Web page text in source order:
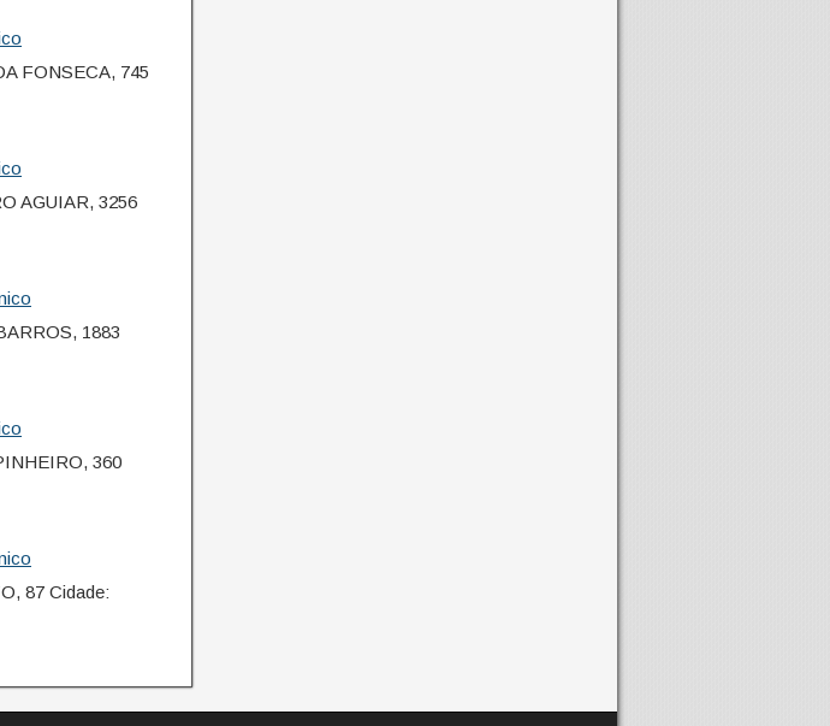
FONSECA, 745
AGUIAR, 3256
1883
360
87 Cidade: